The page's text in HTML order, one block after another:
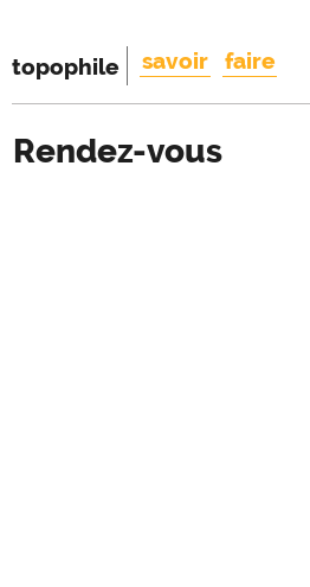
topophile savoir faire
Rendez-vous